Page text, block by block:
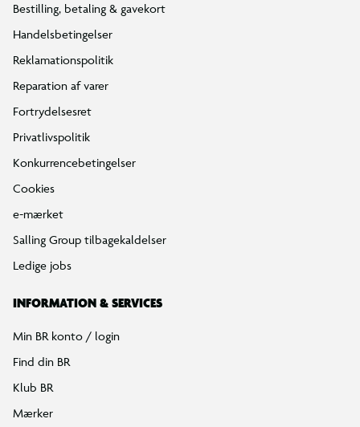
Bestilling, betaling & gavekort
Handelsbetingelser
Reklamationspolitik
Reparation af varer
Fortrydelsesret
Privatlivspolitik
Konkurrencebetingelser
Cookies
e-mærket
Salling Group tilbagekaldelser
Ledige jobs
INFORMATION & SERVICES
Min BR konto / login
Find din BR
Klub BR
Mærker